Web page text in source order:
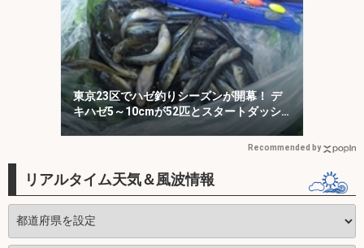
東京23区でハゼ釣りシーズンが開幕！ デ
キハゼ5～10cmが52匹とスタートダッシ
ュに成功
Recommended by
リアルタイム天気＆風波情報